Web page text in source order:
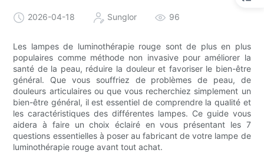
2026-04-18 Sunglor 96
Les lampes de luminothérapie rouge sont de plus en plus
populaires comme méthode non invasive pour améliorer la
santé de la peau, réduire la douleur et favoriser le bien-être
général. Que vous souffriez de problèmes de peau, de
douleurs articulaires ou que vous recherchiez simplement un
bien-être général, il est essentiel de comprendre la qualité et
les caractéristiques des différentes lampes. Ce guide vous
aidera à faire un choix éclairé en vous présentant les 7
questions essentielles à poser au fabricant de votre lampe de
luminothérapie rouge avant tout achat.